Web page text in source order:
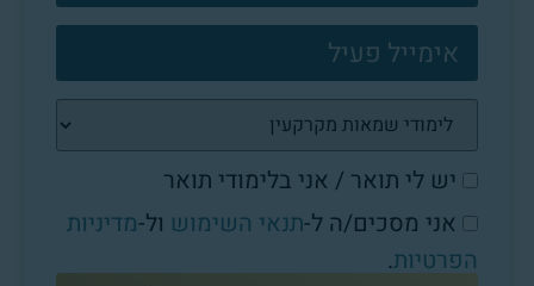
יש לי תואר / אני בלימודי תואר
אני מסכים/ה ל-תנאי השימוש ול-מדיניות
הפרטיות.